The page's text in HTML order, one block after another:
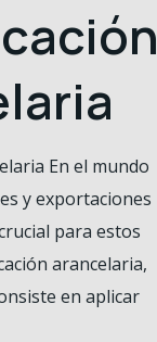
En el mundo
y exportaciones
para estos
arancelaria,
en aplicar